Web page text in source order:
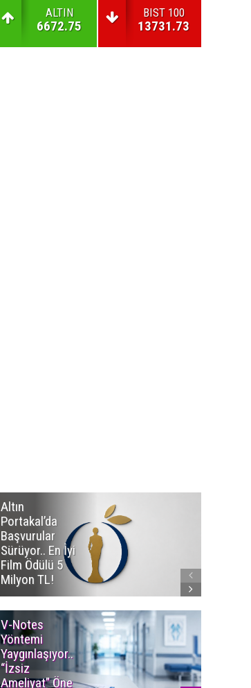
ALTIN
6672.75
BIST 100
13731.73
Altın
Portakal’da
Başvurular
Sürüyor.. En İyi
Film Ödülü 5
Milyon TL!
V-Notes
Yöntemi
Yaygınlaşıyor..
“İzsiz
Ameliyat” Öne